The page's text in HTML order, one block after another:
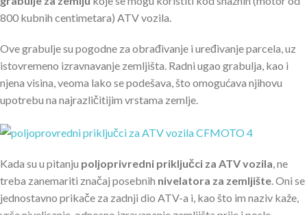
800 kubnih centimetara) ATV vozila.
Ove grabulje su pogodne za obrađivanje i uređivanje parcela, uz
istovremeno izravnavanje zemljišta. Radni ugao grabulja, kao i
njena visina, veoma lako se podešava, što omogućava njihovu
upotrebu na najrazličitijim vrstama zemlje.
Kada su u pitanju poljoprivredni priključci za ATV vozila, ne
treba zanemariti značaj posebnih nivelatora za zemljište. Oni se
jednostavno prikače za zadnji dio ATV-a i, kao što im naziv kaže,